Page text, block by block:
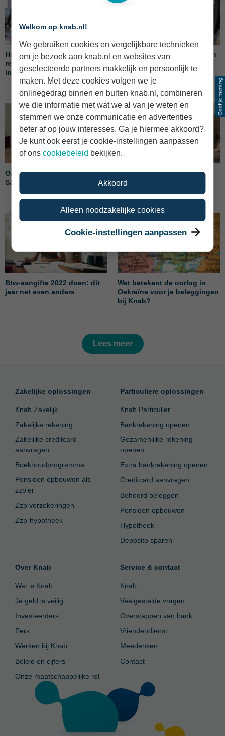
Hoeveel moet je als zzp'er
reserveren voor btw en
inkomstenbelasting
Zo bepaalt Knab de prijs van
Ondernemen met Sannaz van
Sannaz Photography
Jouw urenregistratie als
zzp’er: zo houd je ’m bij
Btw-aangifte 2022 doen: dit
jaar net even anders
Wat betekent de oorlog in
Oekraïne voor je beleggingen
bij Knab?
Lees meer
Zakelijke oplossingen
Knab Zakelijk
Zakelijke rekening
Zakelijke creditcard
aanvragen
Boekhoudprogramma
Pensioen opbouwen als
zzp'er
Zzp verzekeringen
Zzp-hypotheek
Particuliere oplossingen
Knab Particulier
Bankrekening openen
Gezamenlijke rekening
openen
Extra bankrekening openen
Creditcard aanvragen
Beheerd beleggen
Pensioen opbouwen
Hypotheek
Deposito sparen
Over Knab
Wat is Knab
Je geld is veilig
Investeerders
Pers
Werken bij Knab
Beleid en cijfers
Onze maatschappelijke rol
Service & contact
Knab
Veelgestelde vragen
Overstappen van bank
Vriendendienst
Meedenken
Contact
Welkom op knab.nl!
We gebruiken cookies en vergelijkbare technieken
om je bezoek aan knab.nl en websites van
geselecteerde partners makkelijk en persoonlijk te
maken. Met deze cookies volgen we je
onlinegedrag binnen en buiten knab.nl, combineren
we die informatie met wat we al van je weten en
stemmen we onze communicatie en advertenties
beter af op jouw interesses. Ga je hiermee akkoord?
Je kunt ook eerst je cookie-instellingen aanpassen
of onscookiebeleid bekijken.
Akkoord
Alleen noodzakelijke cookies
Cookie-instellingen aanpassen